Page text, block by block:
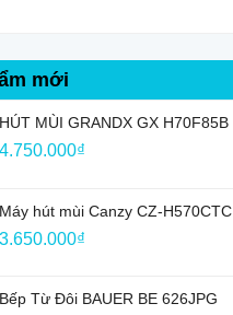
mới
HÚT MÙI GRANDX GX H70F85B
4.750.000₫
Máy hút mùi Canzy CZ-H570CTC
3.650.000₫
Bếp Từ Đôi BAUER BE 626JPG